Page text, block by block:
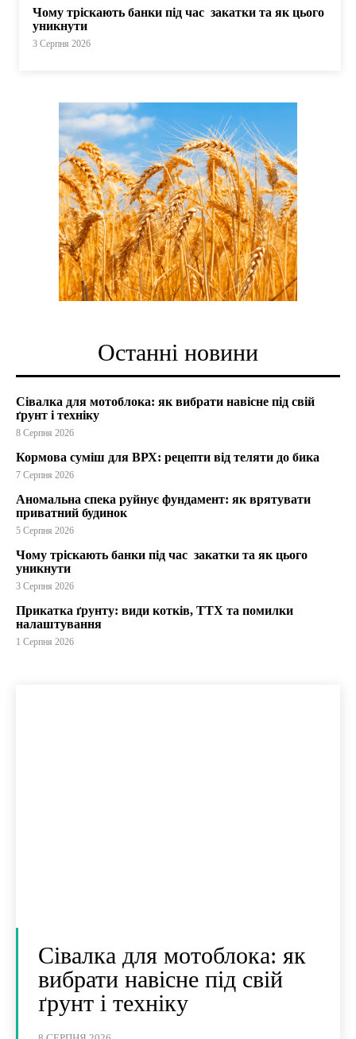
Чому тріскають банки під час закатки та як цього
уникнути
3 Серпня 2026
Останні новини
Сівалка для мотоблока: як вибрати навісне під свій
ґрунт і техніку
8 Серпня 2026
Кормова суміш для ВРХ: рецепти від теляти до бика
7 Серпня 2026
Аномальна спека руйнує фундамент: як врятувати
приватний будинок
5 Серпня 2026
Чому тріскають банки під час закатки та як цього
уникнути
3 Серпня 2026
Прикатка ґрунту: види котків, ТТХ та помилки
налаштування
1 Серпня 2026
Сівалка для мотоблока: як
вибрати навісне під свій
ґрунт і техніку